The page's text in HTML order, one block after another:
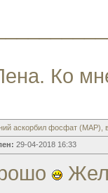
Ко
аскорбил фосфат (МАР),
29-04-2018 16:33